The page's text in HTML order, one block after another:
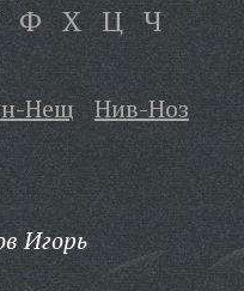
Ф Х Ц Ч
Нещ
Нив-Ноз
Игорь